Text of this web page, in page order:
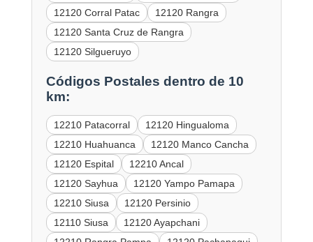
12120 Corral Patac
12120 Rangra
12120 Santa Cruz de Rangra
12120 Silgueruyo
Códigos Postales dentro de 10
km:
12210 Patacorral
12120 Hingualoma
12210 Huahuanca
12120 Manco Cancha
12120 Espital
12210 Ancal
12120 Sayhua
12120 Yampo Pamapa
12210 Siusa
12120 Persinio
12110 Siusa
12120 Ayapchani